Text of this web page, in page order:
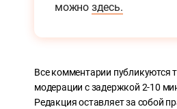
можно здесь.
Все комментарии публикуются
модерации с задержкой 2-10
Редакция оставляет за собой